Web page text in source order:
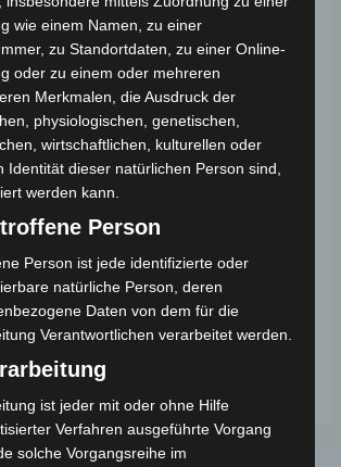
wie einem Namen, zu einer
zu Standortdaten, zu einer Online-
oder zu einem oder mehreren
Merkmalen, die Ausdruck der
physiologischen, genetischen,
wirtschaftlichen, kulturellen oder
Identität dieser natürlichen Person sind,
werden kann.
Person
Person ist jede identifizierte oder
natürliche Person, deren
Daten von dem für die
Verantwortlichen verarbeitet werden.
ist jeder mit oder ohne Hilfe
Verfahren ausgeführte Vorgang
solche Vorgangsreihe im